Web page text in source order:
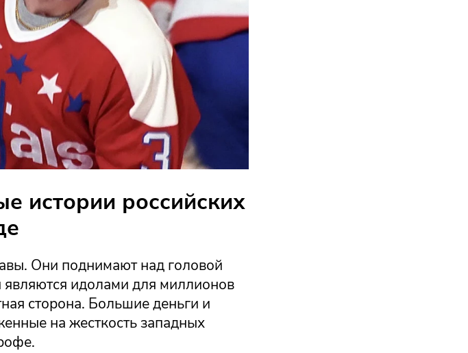
истории российских
Они поднимают над головой
идолами для миллионов
сторона. Большие деньги и
на жесткость западных